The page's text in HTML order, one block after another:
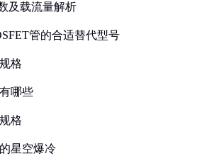
及载流量解析
管的合适替代型号
格
哪些
格
星空爆冷